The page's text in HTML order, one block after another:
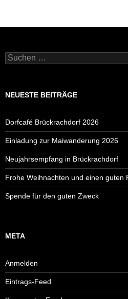
Suchen
nach:
NEUESTE BEITRÄGE
Dorfcafé Brückrachdorf 2026
Einladung zur Maiwanderung 2026
Neujahrsempfang in Brückrachdorf
Frohe Weihnachten und einen guten
Spende für den guten Zweck
META
Anmelden
Eintrags-Feed